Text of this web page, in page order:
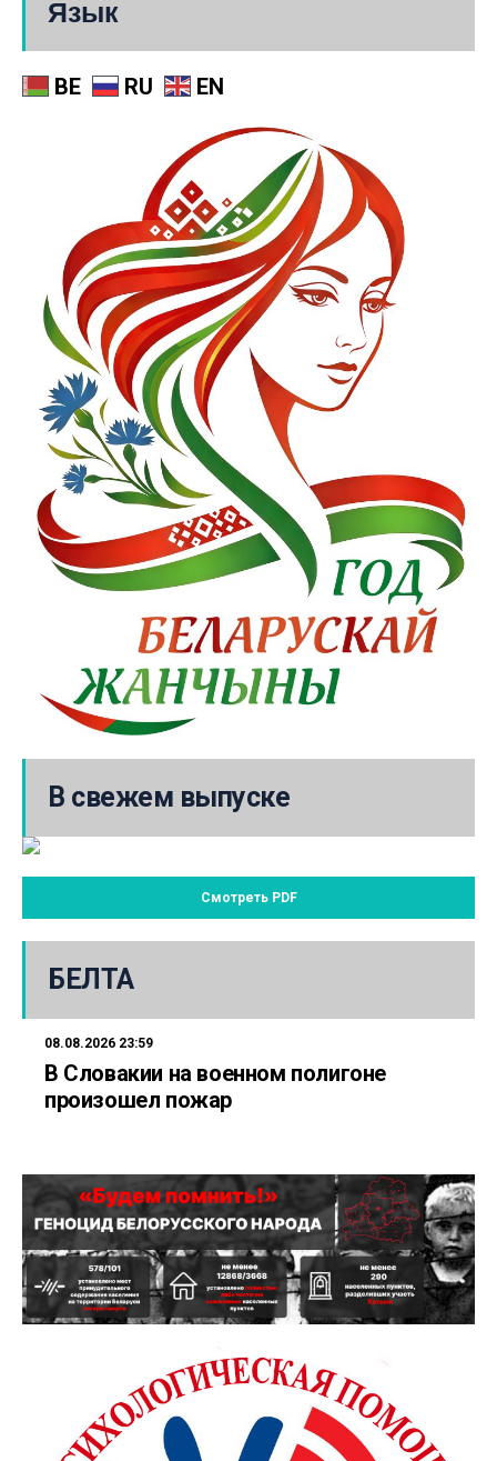
Язык
BE RU EN
В свежем выпуске
Смотреть PDF
БЕЛТА
08.08.2026 23:59
В Словакии на военном полигоне
произошел пожар